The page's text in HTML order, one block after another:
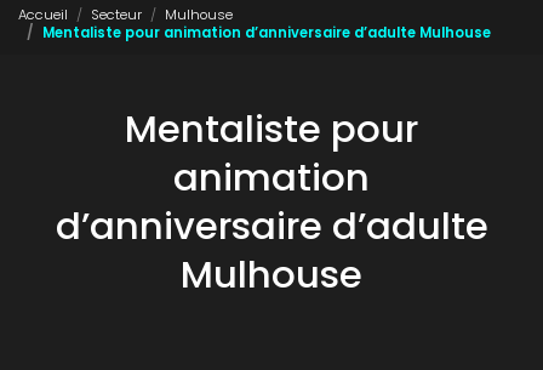
Accueil Secteur
Mulhouse
Mentaliste pour animation d’anniversaire d’adulte Mulhouse
Mentaliste pour
animation
d’anniversaire d’adulte
Mulhouse